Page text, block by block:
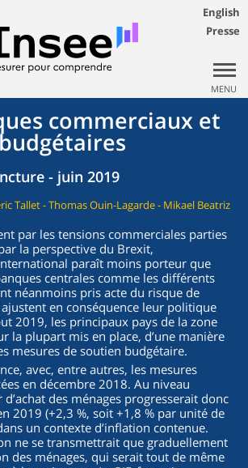
English
Presse
MENU
commerciaux et
- juin 2019
Tallet - Thomas Ouin-Lagarde - Mikael Beatriz
par les tensions commerciales parties
la perspective du Brexit,
paraît moins porteur que
centrales comme les différents
néanmoins pris acte du risque de
en conséquence leur politique
2019, les principaux pays de la zone
la plupart mis en place, d’une manière
mesures de soutien budgétaire.
avec, entre autres, les mesures
en décembre 2018. Au niveau
des ménages progresserait donc
2019 (+2,3 %, soit +1,8 % par unité de
un contexte d’inflation contenue.
ne se transmettrait que graduellement
des ménages, qui serait tout de même